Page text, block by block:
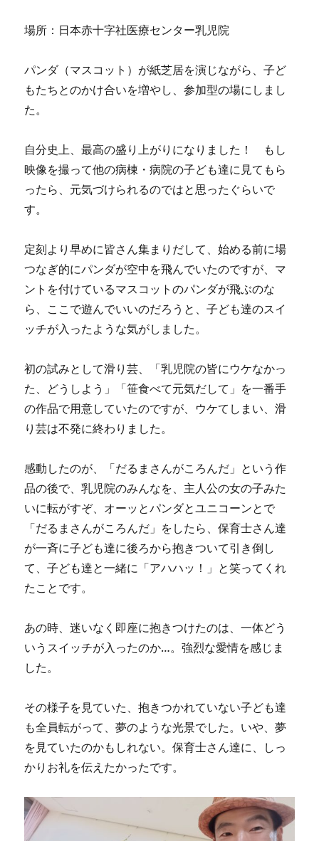
場所：日本赤十字社医療センター乳児院
パンダ（マスコット）が紙芝居を演じながら、子ど
もたちとのかけ合いを増やし、参加型の場にしまし
た。
自分史上、最高の盛り上がりになりました！ もし
映像を撮って他の病棟・病院の子ども達に見てもら
ったら、元気づけられるのではと思ったぐらいで
す。
定刻より早めに皆さん集まりだして、始める前に場
つなぎ的にパンダが空中を飛んでいたのですが、マ
ントを付けているマスコットのパンダが飛ぶのな
ら、ここで遊んでいいのだろうと、子ども達のスイ
ッチが入ったような気がしました。
初の試みとして滑り芸、「乳児院の皆にウケなかっ
た、どうしよう」「笹食べて元気だして」を一番手
の作品で用意していたのですが、ウケてしまい、滑
り芸は不発に終わりました。
感動したのが、「だるまさんがころんだ」という作
品の後で、乳児院のみんなを、主人公の女の子みた
いに転がすぞ、オーッとパンダとユニコーンとで
「だるまさんがころんだ」をしたら、保育士さん達
が一斉に子ども達に後ろから抱きついて引き倒し
て、子ども達と一緒に「アハハッ！」と笑ってくれ
たことです。
あの時、迷いなく即座に抱きつけたのは、一体どう
いうスイッチが入ったのか…。強烈な愛情を感じま
した。
その様子を見ていた、抱きつかれていない子ども達
も全員転がって、夢のような光景でした。いや、夢
を見ていたのかもしれない。保育士さん達に、しっ
かりお礼を伝えたかったです。